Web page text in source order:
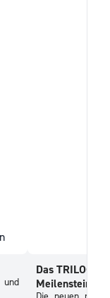
und
Das
Meilenstein in